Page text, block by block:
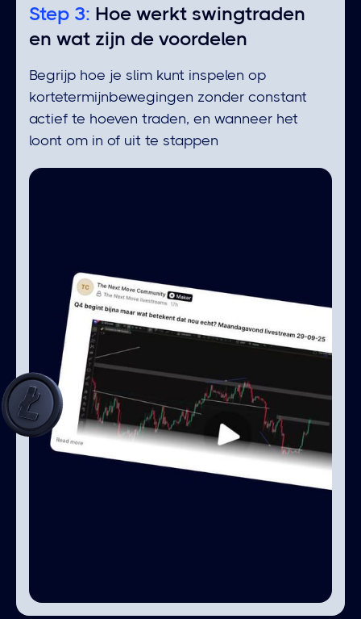
Step 3: Hoe werkt swingtraden
en wat zijn de voordelen
Begrijp hoe je slim kunt inspelen op
kortetermijnbewegingen zonder constant
actief te hoeven traden, en wanneer het
loont om in of uit te stappen